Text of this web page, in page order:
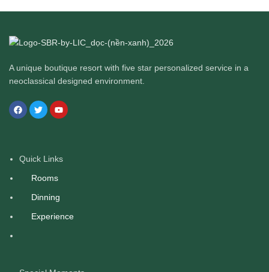
A unique boutique resort with five star personalized service in a
neoclassical designed environment.
Quick Links
Rooms
Dinning
Experience